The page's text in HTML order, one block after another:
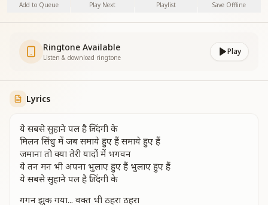
Add to Queue Play Next Playlist Save Offline
Ringtone Available
Listen & download ringtone
Play
Lyrics
ये सबसे सुहाने पल है जिंदगी के
मिलन सिंधु में जब समाये हुए हैं समाये हुए हैं
जमाना तो क्या तेरी यादों में भगवन
ये तन मन भी अपना भुलाए हुए हैं भुलाए हुए हैं
ये सबसे सुहाने पल है जिंदगी के
गगन झुक गया... वक्त भी ठहरा ठहरा